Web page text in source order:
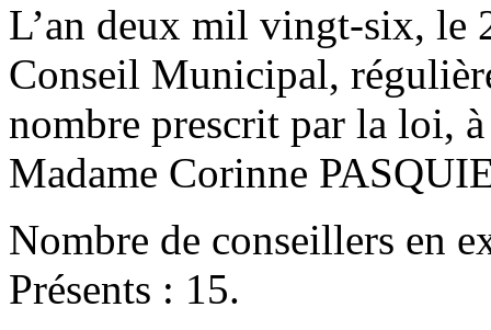
L’an deux mil vingt-six, le
Conseil Municipal,
nombre prescrit par la loi,
Madame Corinne
Nombre de conseillers en
Présents : 15.